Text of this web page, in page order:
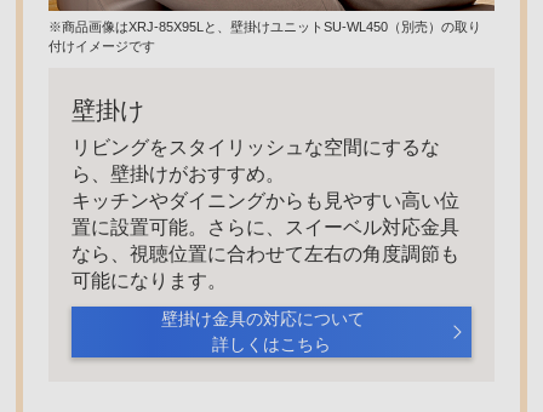
※商品画像はXRJ-85X95Lと、壁掛けユニットSU-WL450（別売）の取り
付けイメージです
壁掛け
リビングをスタイリッシュな空間にするな
ら、壁掛けがおすすめ。
キッチンやダイニングからも見やすい高い位
置に設置可能。さらに、スイーベル対応金具
なら、視聴位置に合わせて左右の角度調節も
可能になります。
壁掛け金具の対応について
詳しくはこちら